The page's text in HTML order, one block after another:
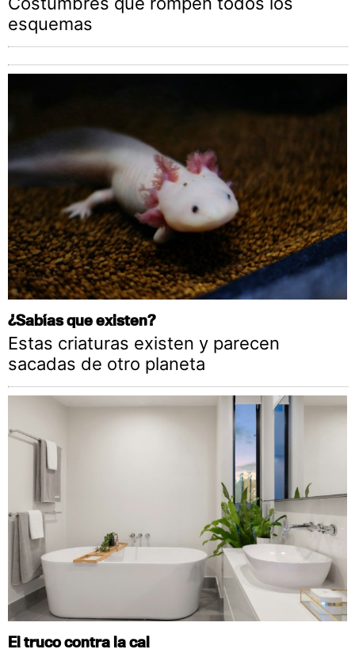
esquemas
¿Sabías que existen?
Estas criaturas existen y parecen
sacadas de otro planeta
El truco contra la cal